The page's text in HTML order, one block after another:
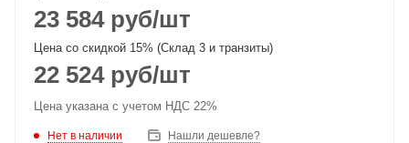
23 584руб/шт
Цена со скидкой 15% (Склад 3 и транзиты)
22 524руб/шт
Цена указана с учетом НДС 22%
Нет в наличии Нашли дешевле?